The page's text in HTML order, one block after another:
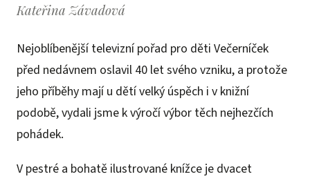
Kateřina Závadová
Nejoblíbenější televizní pořad pro děti Večerníček
před nedávnem oslavil 40 let svého vzniku, a protože
jeho příběhy mají u dětí velký úspěch i v knižní
podobě, vydali jsme k výročí výbor těch nejhezčích
pohádek.
V pestré a bohatě ilustrované knížce je dvacet